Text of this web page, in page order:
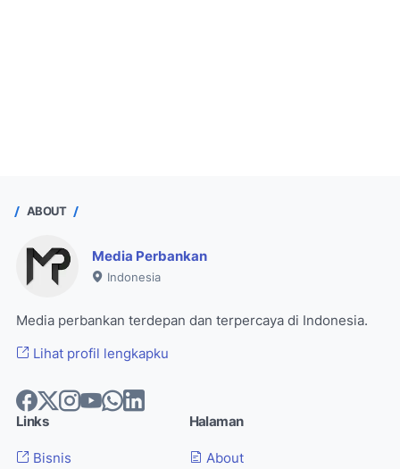
ABOUT
Media Perbankan
Indonesia
Media perbankan terdepan dan terpercaya di Indonesia.
Lihat profil lengkapku
Links
Bisnis
Halaman
About